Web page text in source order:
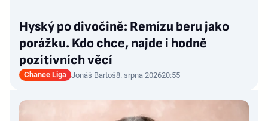
Hyský po divočině: Remízu beru jako
porážku. Kdo chce, najde i hodně
pozitivních věcí
Chance Liga Jonáš Bartoš8. srpna 202620:55